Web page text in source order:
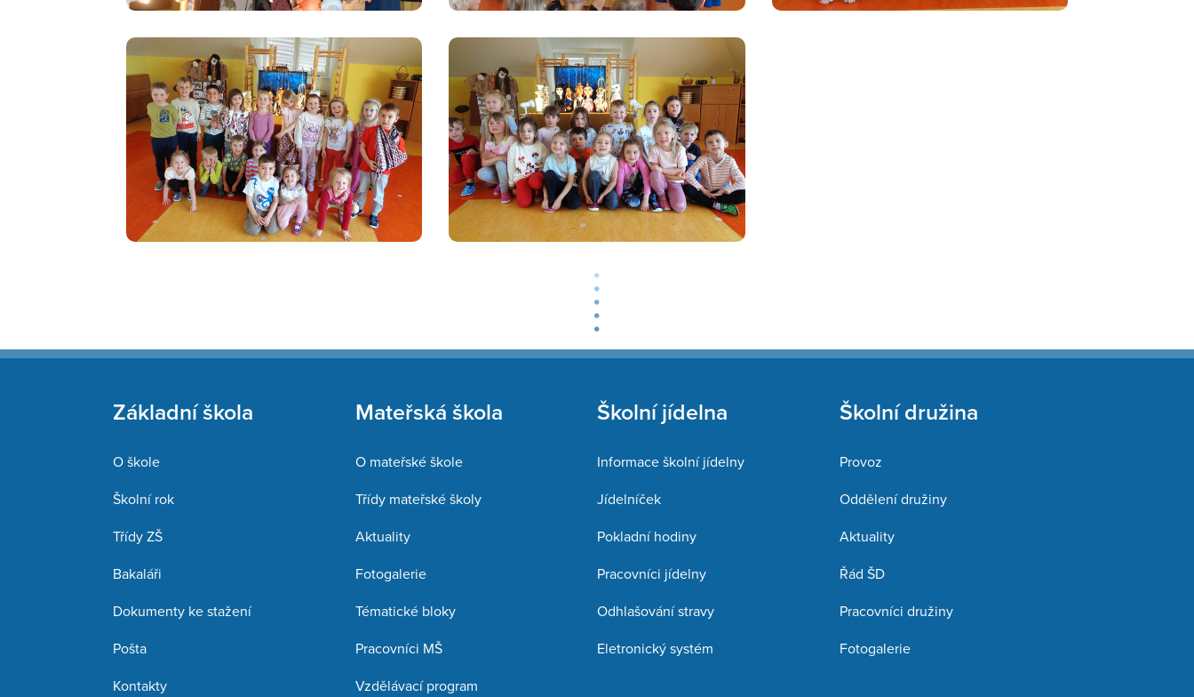
Základní škola
O škole
Školní rok
Třídy ZŠ
Bakaláři
Dokumenty ke stažení
Pošta
Kontakty
Mateřská škola
O mateřské škole
Třídy mateřské školy
Aktuality
Fotogalerie
Tématické bloky
Pracovníci MŠ
Vzdělávací program
Školní jídelna
Informace školní jídelny
Jídelníček
Pokladní hodiny
Pracovníci jídelny
Odhlašování stravy
Eletronický systém
Školní družina
Provoz
Oddělení družiny
Aktuality
Řád ŠD
Pracovníci družiny
Fotogalerie